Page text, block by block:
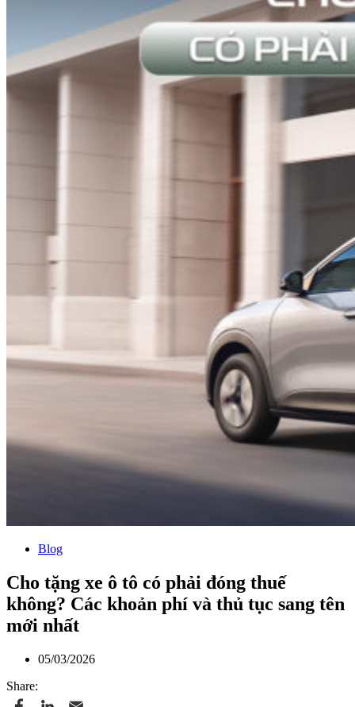
Blog
Cho tặng xe ô tô có phải đóng thuế
không? Các khoản phí và thủ tục sang tên
mới nhất
05/03/2026
Share: